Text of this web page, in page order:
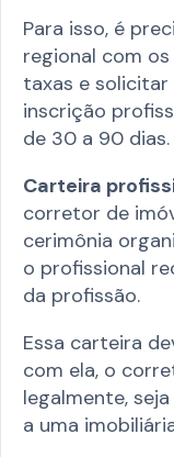
Para isso, é
regional com
taxas e
inscrição
de 30 a 90 dias.
Carteira
corretor de
cerimônia
o profissional
da profissão.
Essa carteira
com ela, o
legalmente,
a uma